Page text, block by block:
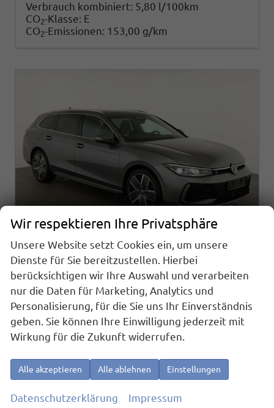
Verbrauch kombiniert: 5,80 l/100km
CO2-Klasse: E
CO2-Emissionen: 153,00 g/km
Volkswagen Passat Variant
2.0 TDI 142 kW 4Motion R-Line DSG 4M R-LINE, Pano, AHK, IQ.Light, HUD, 19-Zoll, AreaView, Navi, Side
sofort lieferbar Neuwagen
Fahrzeugnr. 25433 GetriebeAutomatik
Kraftstoff Diesel AußenfarbeDiabasgrau Metallic
Leistung142 kW (193 PS) Kilometerstand10 km
incl. 19% MwSt.
Wir respektieren Ihre Privatsphäre
Unsere Website setzt Cookies ein, um unsere
Dienste für Sie bereitzustellen. Hierbei
berücksichtigen wir Ihre Auswahl und verarbeiten
nur die Daten für Marketing, Analytics und
Personalisierung, für die Sie uns Ihr Einverständnis
geben. Sie können Ihre Einwilligung jederzeit mit
Wirkung für die Zukunft widerrufen.
Alle akzeptieren Alle ablehnen Einstellungen
Datenschutzerklärung Impressum